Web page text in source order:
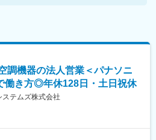
調機器の法人営業＜パナソニ
働き方◎年休128日・土日祝休
テムズ株式会社